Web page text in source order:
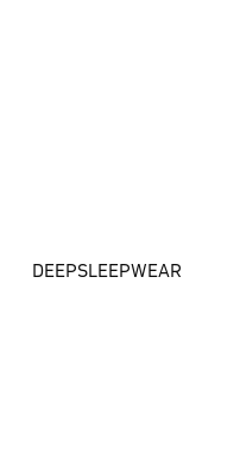
DEEPSLEEPWEAR